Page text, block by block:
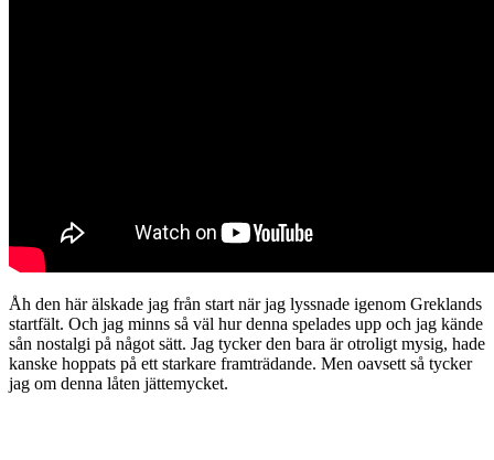
Åh den här älskade jag från start när jag lyssnade igenom Greklands
startfält. Och jag minns så väl hur denna spelades upp och jag kände
sån nostalgi på något sätt. Jag tycker den bara är otroligt mysig, hade
kanske hoppats på ett starkare framträdande. Men oavsett så tycker
jag om denna låten jättemycket.